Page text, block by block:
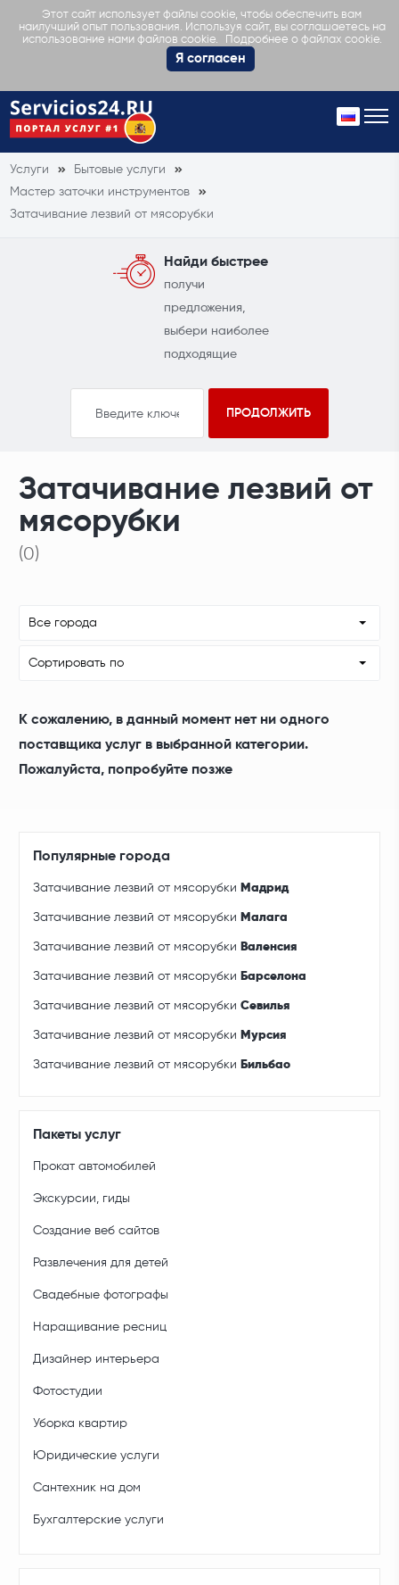
Этот сайт использует файлы cookie, чтобы обеспечить вам
наилучший опыт пользования. Используя сайт, вы соглашаетесь на
использование нами файлов cookie.
Подробнее о файлах cookie.
Я согласен
Услуги
Бытовые услуги
Мастер заточки инструментов
Затачивание лезвий от мясорубки
Найди быстрее
получи
предложения,
выбери наиболее
подходящие
Затачивание лезвий от
мясорубки
(0)
Все города
Сортировать по
К сожалению, в данный момент нет ни одного
поставщика услуг в выбранной категории.
Пожалуйста, попробуйте позже
Популярные города
Затачивание лезвий от мясорубки Мадрид
Затачивание лезвий от мясорубки Малага
Затачивание лезвий от мясорубки Валенсия
Затачивание лезвий от мясорубки Барселона
Затачивание лезвий от мясорубкиСевилья
Затачивание лезвий от мясорубки Мурсия
Затачивание лезвий от мясорубки Бильбао
Пакеты услуг
Прокат автомобилей
Экскурсии, гиды
Создание веб сайтов
Развлечения для детей
Свадебные фотографы
Наращивание ресниц
Дизайнер интерьера
Фотостудии
Уборка квартир
Юридические услуги
Сантехник на дом
Бухгалтерские услуги